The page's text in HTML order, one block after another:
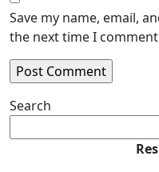
Save my name, email,
the next time I
Search